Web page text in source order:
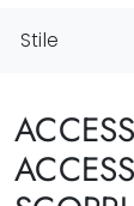
Stile